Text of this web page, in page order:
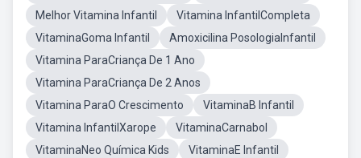
Melhor Vitamina Infantil
Vitamina InfantilCompleta
VitaminaGoma Infantil
Amoxicilina PosologiaInfantil
Vitamina ParaCriança De 1 Ano
Vitamina ParaCriança De 2 Anos
Vitamina ParaO Crescimento
VitaminaB Infantil
Vitamina InfantilXarope
VitaminaCarnabol
VitaminaNeo Química Kids
VitaminaE Infantil